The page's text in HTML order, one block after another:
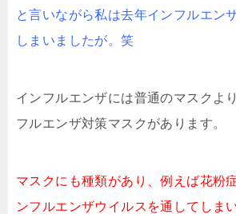
と言いながら私は去年インフルエン
しまいましたが。笑
インフルエンザには普通のマスクよ
フルエンザ対策マスクがあります。
マスクにも種類があり、例えば花粉
ンフルエンザウイルスを通してしま